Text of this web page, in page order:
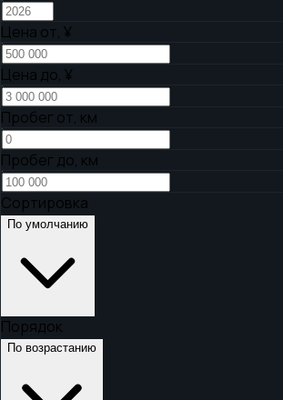
Цена от, ¥
Цена до, ¥
Пробег от, км
Пробег до, км
Сортировка
По умолчанию
Порядок
По возрастанию